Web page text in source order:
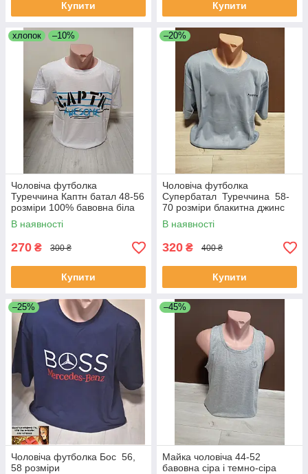
Купити Купити
хлопок –10%
Чоловіча футболка
Туреччина Каптн батал 48-56
розміри 100% бавовна біла
В наявності
270 ₴ 300 ₴
Купити
–20%
Чоловіча футболка
Супербатал Туреччина 58-
70 розміри блакитна джинс
біла
В наявності
320 ₴ 400 ₴
Купити
–25%
Чоловіча футболка Бос 56,
58 розміри
–45%
Майка чоловіча 44-52
бавовна сіра і темно-сіра